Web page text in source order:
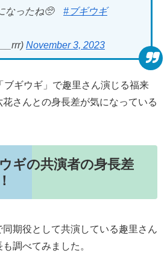
なったね🥺 #ブギウギ
November 3, 2023
ブギウギ」で趣里さん演じる福来
さんとの身長差が気になっている
ギの共演者の身長差
同期役として共演している趣里さん
調べてみました。